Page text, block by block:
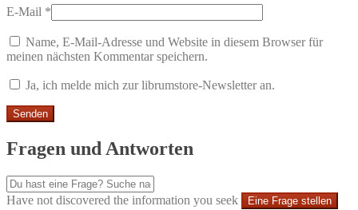
E-Mail *
Name, E-Mail-Adresse und Website in diesem Browser für
meinen nächsten Kommentar speichern.
Ja, ich melde mich zur librumstore-Newsletter an.
Fragen und Antworten
Have not discovered the information you seek Eine Frage stellen